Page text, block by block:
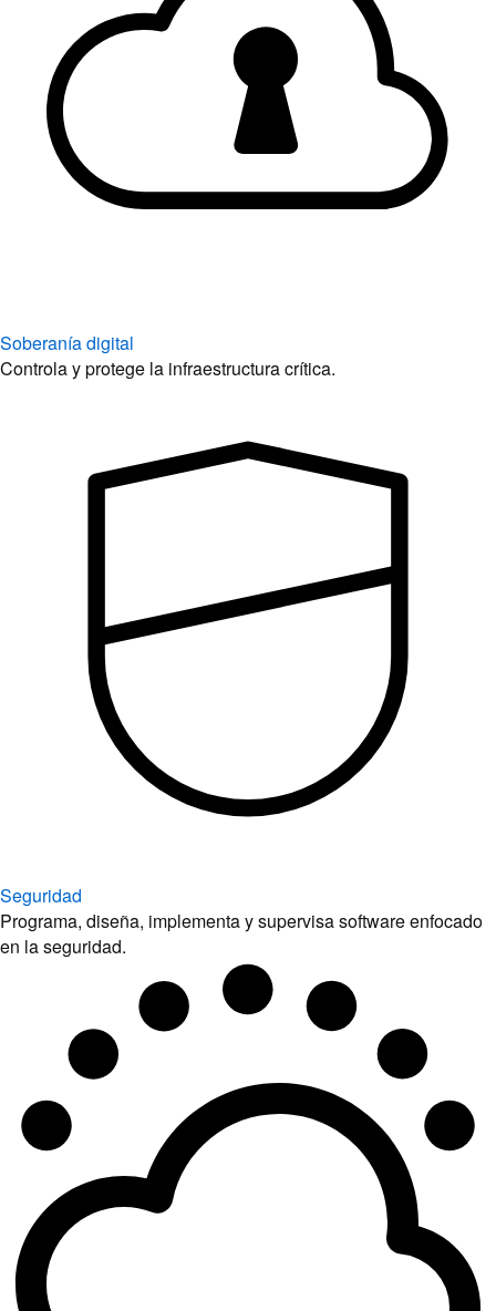
Soberanía digital
Controla y protege la infraestructura crítica.
Seguridad
Programa, diseña, implementa y supervisa software enfocado
en la seguridad.